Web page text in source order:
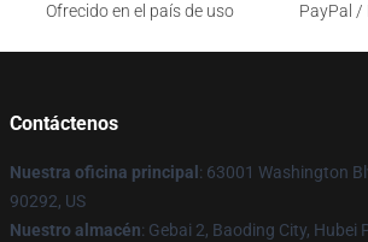
Ofrecido en el país de uso
PayPal /
Contáctenos
Nuestra oficina principal : 63001 Washington
90292, US
Nuestro almacén: Gebai 2, Baoding City, Hubei